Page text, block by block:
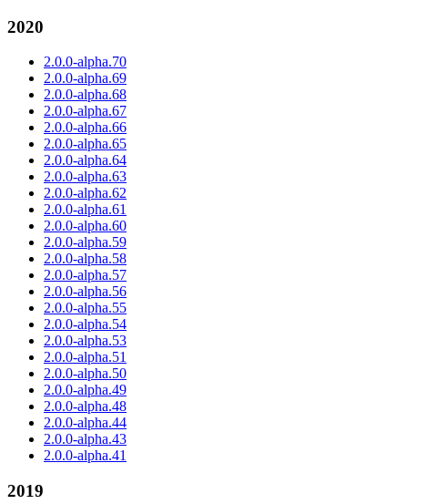
2020
2.0.0-alpha.70
2.0.0-alpha.69
2.0.0-alpha.68
2.0.0-alpha.67
2.0.0-alpha.66
2.0.0-alpha.65
2.0.0-alpha.64
2.0.0-alpha.63
2.0.0-alpha.62
2.0.0-alpha.61
2.0.0-alpha.60
2.0.0-alpha.59
2.0.0-alpha.58
2.0.0-alpha.57
2.0.0-alpha.56
2.0.0-alpha.55
2.0.0-alpha.54
2.0.0-alpha.53
2.0.0-alpha.51
2.0.0-alpha.50
2.0.0-alpha.49
2.0.0-alpha.48
2.0.0-alpha.44
2.0.0-alpha.43
2.0.0-alpha.41
2019